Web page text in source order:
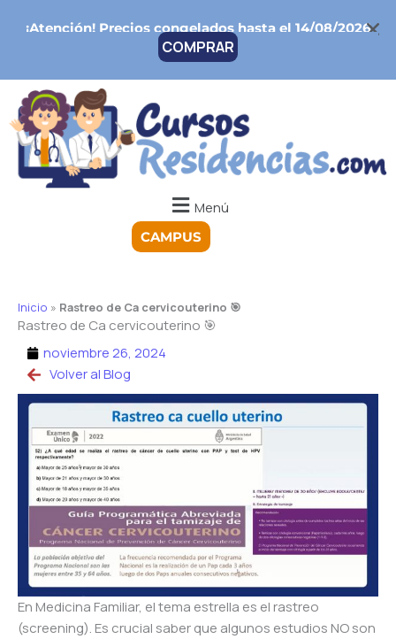
¡Atención!Precios congelados hasta el 14/08/2026
COMPRAR
Menú
CAMPUS
Inicio » Rastreo de Ca cervicouterino 🎯
Rastreo de Ca cervicouterino 🎯
noviembre 26, 2024
Volver al Blog
En Medicina Familiar, el tema estrella es el rastreo
(screening). Es crucial saber que algunos estudios NO son